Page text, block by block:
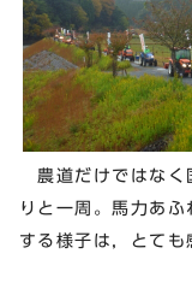
農道だけではなく
りと一周。馬力あ
する様子は，とても